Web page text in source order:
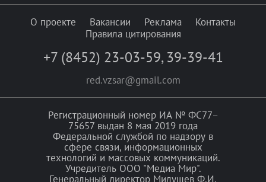
О проекте Вакансии Реклама
Контакты
Правила цитирования
+7 (8452) 23-03-59, 39-39-41
red.vzsar@gmail.com
Регистрационный номер ИА № ФС77–
75657 выдан 8 мая 2019 года
Федеральной службой по надзору в
сфере связи, информационных
технологий и массовых коммуникаций.
Учредитель ООО "Медиа Мир".
Генеральный директор Милушев Ф.И.